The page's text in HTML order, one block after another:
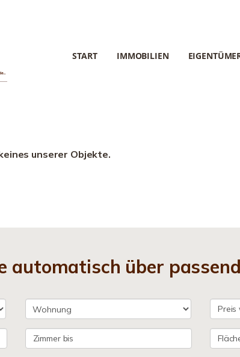
START IMMOBILIEN
unserer Objekte.
automatisch über